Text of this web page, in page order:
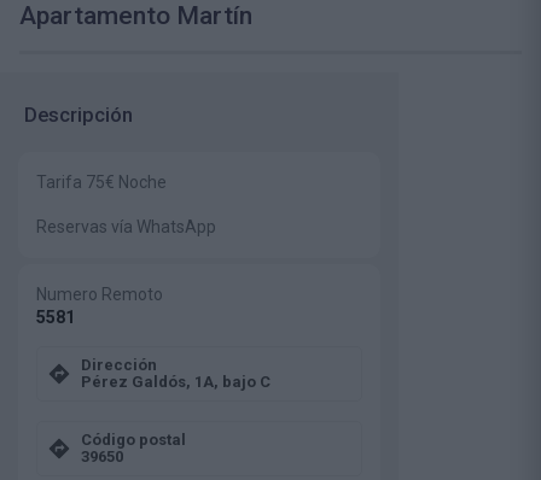
Apartamento Martín
Descripción
Tarifa 75€ Noche
Reservas vía WhatsApp
Numero Remoto
5581
Dirección
Pérez Galdós, 1A, bajo C
Código postal
39650